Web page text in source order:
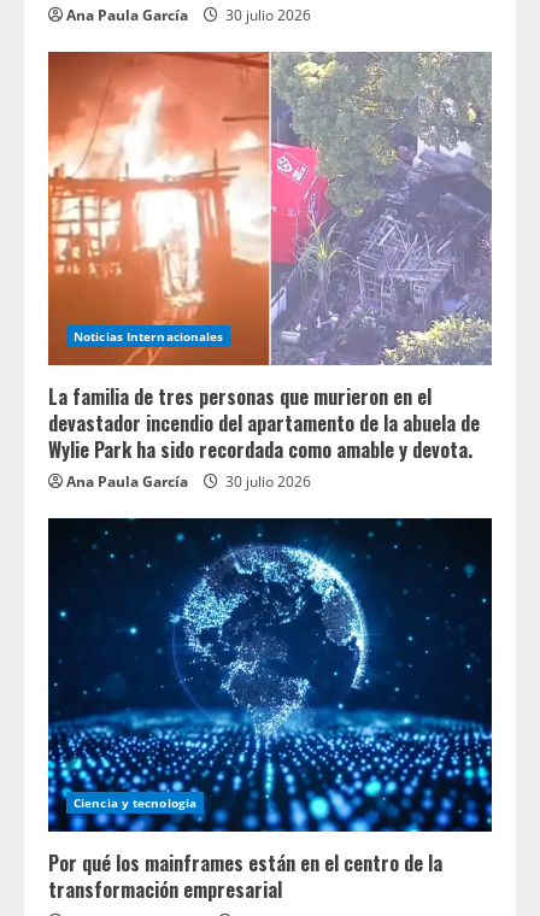
Ana Paula García 30 julio 2026
Noticias Internacionales
La familia de tres personas que murieron en el
devastador incendio del apartamento de la abuela de
Wylie Park ha sido recordada como amable y devota.
Ana Paula García 30 julio 2026
Ciencia y tecnologia
Por qué los mainframes están en el centro de la
transformación empresarial